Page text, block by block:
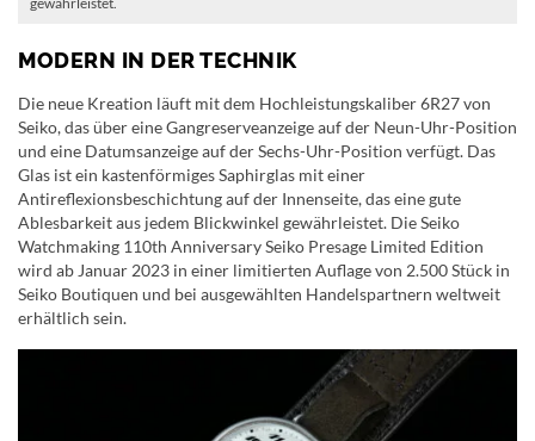
MODERN IN DER TECHNIK
Die neue Kreation läuft mit dem Hochleistungskaliber 6R27 von
Seiko, das über eine Gangreserveanzeige auf der Neun-Uhr-Position
und eine Datumsanzeige auf der Sechs-Uhr-Position verfügt. Das
Glas ist ein kastenförmiges Saphirglas mit einer
Antireflexionsbeschichtung auf der Innenseite, das eine gute
Ablesbarkeit aus jedem Blickwinkel gewährleistet. Die Seiko
Watchmaking 110th Anniversary Seiko Presage Limited Edition
wird ab Januar 2023 in einer limitierten Auflage von 2.500 Stück in
Seiko Boutiquen und bei ausgewählten Handelspartnern weltweit
erhältlich sein.